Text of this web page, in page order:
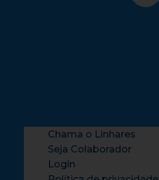
Chama o Linhares
Seja Colaborador
Login